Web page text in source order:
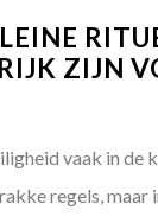
ZIJN
vaak in de
regels, maar